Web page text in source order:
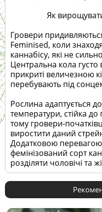
Як
Гровери
Feminised, коли
каннабісу, які не
Центральна кола
прикриті величезною
перебувають під
Рослина адаптується
температури, стійка
тому гровери-
виростити даний
Додатковою
фемінізований сорт
розділяти чоловічі та